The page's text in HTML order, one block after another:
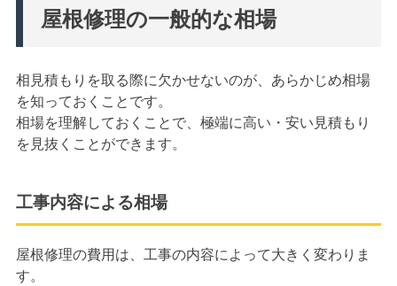
屋根修理の一般的な相場
相見積もりを取る際に欠かせないのが、あらかじめ相場
を知っておくことです。
相場を理解しておくことで、極端に高い・安い見積もり
を見抜くことができます。
工事内容による相場
屋根修理の費用は、工事の内容によって大きく変わりま
す。